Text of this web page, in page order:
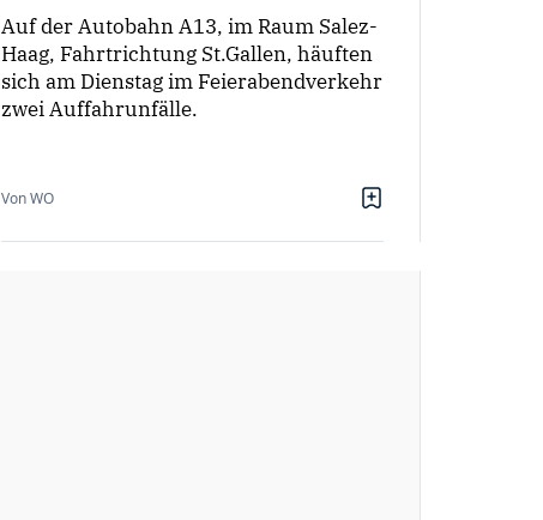
Auf der Autobahn A13, im Raum Salez-
Haag, Fahrtrichtung St.Gallen, häuften
sich am Dienstag im Feierabendverkehr
zwei Auffahrunfälle.
Von WO